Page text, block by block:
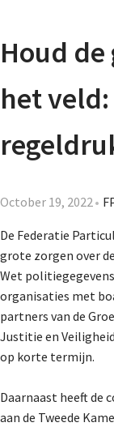
Houd de
het
October 19, 2022
De Federatie
grote zorgen over
Wet
organisaties met
partners van de
Justitie en Veiligheid
op korte termijn.
Daarnaast heeft de
aan de Tweede